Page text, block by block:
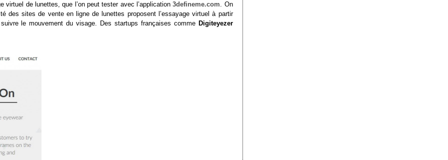
virtuel de lunettes, que l’on peut tester avec l’application3defineme.com. On
des sites de vente en ligne de lunettes proposent l’essayage virtuel à partir
le mouvement du visage. Des startups françaises comme Digiteyezer